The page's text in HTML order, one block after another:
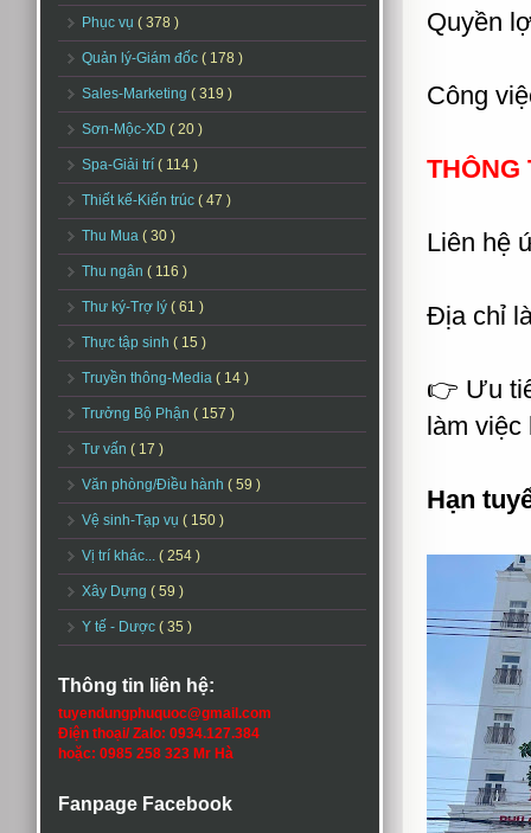
Phục vụ ( 378 )
Quản lý-Giám đốc ( 178 )
Sales-Marketing ( 319 )
Sơn-Mộc-XD ( 20 )
Spa-Giải trí ( 114 )
Thiết kế-Kiến trúc ( 47 )
Thu Mua ( 30 )
Thu ngân ( 116 )
Thư ký-Trợ lý ( 61 )
Thực tập sinh ( 15 )
Truyền thông-Media ( 14 )
Trưởng Bộ Phận ( 157 )
Tư vấn ( 17 )
Văn phòng/Điều hành ( 59 )
Vệ sinh-Tạp vụ ( 150 )
Vị trí khác... ( 254 )
Xây Dựng ( 59 )
Y tế - Dược ( 35 )
Thông tin liên hệ:
tuyendungphuquoc@gmail.com
Điện thoại/ Zalo: 0934.127.384
hoặc: 0985 258 323 Mr Hà
Fanpage Facebook
Quyền
Công
THÔNG
Liên hệ
Địa chỉ
👉 Ưu
làm việc
Hạn